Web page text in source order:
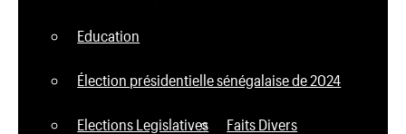
Education
Élection présidentielle sénégalaise de 2024
Elections Legislatives Faits Divers